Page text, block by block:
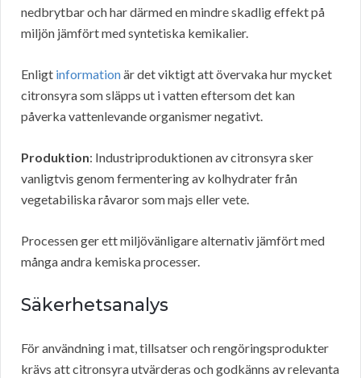
nedbrytbar och har därmed en mindre skadlig effekt på
miljön jämfört med syntetiska kemikalier.
Enligt informationär det viktigt att övervaka hur mycket
citronsyra som släpps ut i vatten eftersom det kan
påverka vattenlevande organismer negativt.
Produktion: Industriproduktionen av citronsyra sker
vanligtvis genom fermentering av kolhydrater från
vegetabiliska råvaror som majs eller vete.
Processen ger ett miljövänligare alternativ jämfört med
många andra kemiska processer.
Säkerhetsanalys
För användning i mat, tillsatser och rengöringsprodukter
krävs att citronsyra utvärderas och godkänns av relevanta